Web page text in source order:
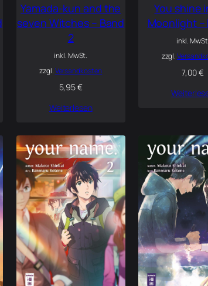
Yamada-kun and the
seven Witches – Band
2
inkl. MwSt.
zzgl.Versandkosten
5,95€
Weiterlesen
You shine
Moonlight –
inkl.
zzgl.
7,00€